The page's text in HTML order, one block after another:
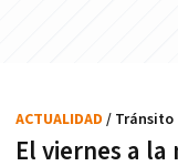
El viernes a
ACTUALIDAD / Tránsito